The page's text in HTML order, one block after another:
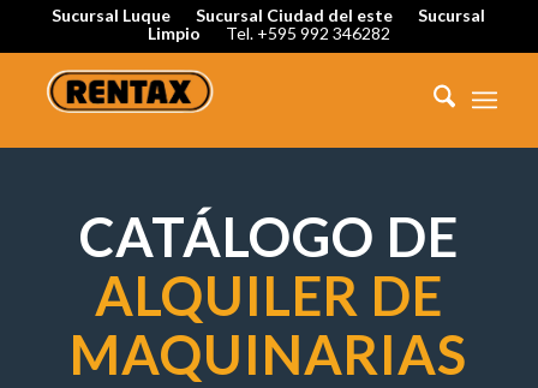
Sucursal Luque Sucursal Ciudad del este
Sucursal
Limpio
Tel. +595 992 346282
CATÁLOGO DE
ALQUILER DE
MAQUINARIAS